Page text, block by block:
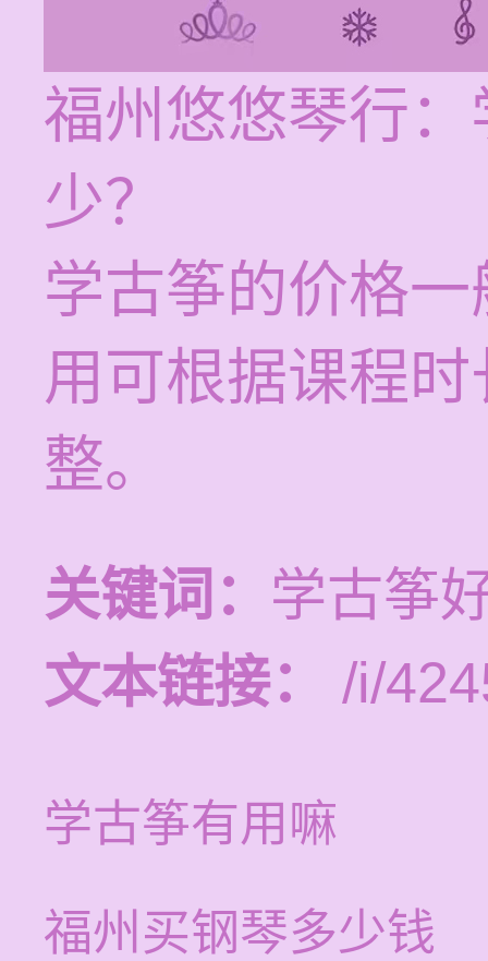
福州悠悠琴行
少？
学古筝的价格
用可根据课程
整。
关键词： 学古筝
文本链接：
/i/
学古筝有用嘛
福州买钢琴多少钱